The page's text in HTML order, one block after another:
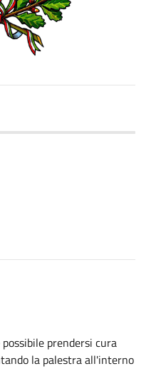
prendersi cura
la palestra all'interno